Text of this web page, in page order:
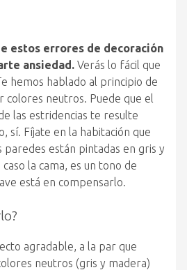
estos errores de decoración
ansiedad. Verás lo fácil que
hemos hablado al principio de
colores neutros. Puede que el
las estridencias te resulte
sí. Fíjate en la habitación que
paredes están pintadas en gris y
la cama, es un tono de
está en compensarlo.
agradable, a la par que
neutros (gris y madera)